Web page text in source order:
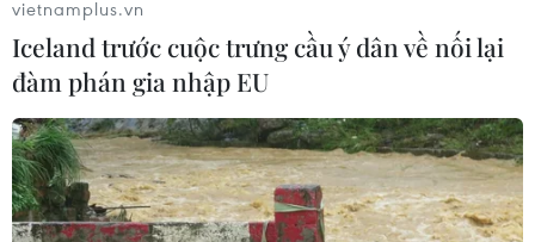
Việt Nam-Nhật Bản 0-1: Không có bất ngờ
vietnamplus.vn
Iceland trước cuộc trưng cầu ý dân về nối lại
đàm phán gia nhập EU